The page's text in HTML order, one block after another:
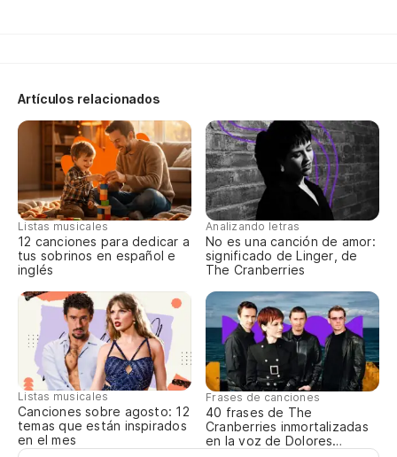
Artículos relacionados
Listas musicales
12 canciones para dedicar a
tus sobrinos en español e
inglés
Analizando letras
No es una canción de amor:
significado de Linger, de
The Cranberries
Listas musicales
Canciones sobre agosto: 12
temas que están inspirados
en el mes
Frases de canciones
40 frases de The
Cranberries inmortalizadas
en la voz de Dolores